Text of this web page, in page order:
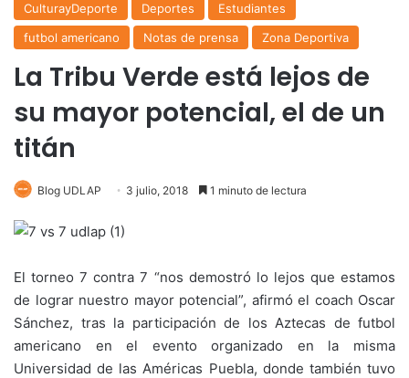
CulturayDeporte
Deportes
Estudiantes
futbol americano
Notas de prensa Zona Deportiva
La Tribu Verde está lejos de
su mayor potencial, el de un
titán
Blog UDLAP 3 julio, 2018 1 minuto de lectura
El torneo 7 contra 7 “nos demostró lo lejos que estamos
de lograr nuestro mayor potencial”, afirmó el coach Oscar
Sánchez, tras la participación de los Aztecas de futbol
americano en el evento organizado en la misma
Universidad de las Américas Puebla, donde también tuvo